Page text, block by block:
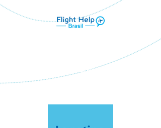
em parceria com
Emporium turismo e negocios ME